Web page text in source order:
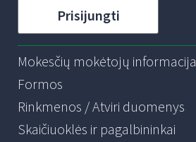
Prisijungti
Mokesčių mokėtojų informacija
Formos
Rinkmenos / Atviri duomenys
Skaičiuoklės ir pagalbininkai